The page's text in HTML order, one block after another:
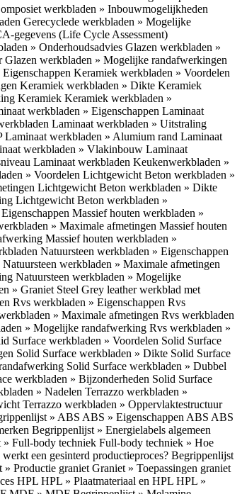
werkbladen » Inbouwmogelijkheden
Gerecyclede werkbladen » Mogelijke
gegevens (Life Cycle Assessment)
» Onderhoudsadvies Glazen werkbladen »
Glazen werkbladen » Mogelijke randafwerkingen
Keramiek werkbladen » Voordelen
Keramiek werkbladen » Dikte Keramiek
Keramiek Keramiek werkbladen »
werkbladen » Eigenschappen Laminaat
Laminaat werkbladen » Uitstraling
Laminaat werkbladen » Alumium rand Laminaat
werkbladen » Vlakinbouw Laminaat
Laminaat werkbladen Keukenwerkbladen »
» Voordelen Lichtgewicht Beton werkbladen »
Lichtgewicht Beton werkbladen » Dikte
Lichtgewicht Beton werkbladen »
Massief houten werkbladen »
» Maximale afmetingen Massief houten
Massief houten werkbladen »
Natuursteen werkbladen » Eigenschappen
Natuursteen werkbladen » Maximale afmetingen
Natuursteen werkbladen » Mogelijke
» Graniet Steel Grey leather werkblad met
Rvs werkbladen » Eigenschappen Rvs
» Maximale afmetingen Rvs werkbladen
» Mogelijke randafwerking Rvs werkbladen »
Surface werkbladen » Voordelen Solid Surface
Solid Surface werkbladen » Dikte Solid Surface
Solid Surface werkbladen » Dubbel
werkbladen » Bijzonderheden Solid Surface
» Nadelen Terrazzo werkbladen »
Terrazzo werkbladen » Oppervlaktestructuur
» ABS ABS » Eigenschappen ABS ABS
Begrippenlijst » Energielabels algemeen
» Full-body techniek Full-body techniek » Hoe
een gesinterd productieproces? Begrippenlijst
» Productie graniet Graniet » Toepassingen graniet
HPL HPL » Plaatmateriaal en HPL HPL »